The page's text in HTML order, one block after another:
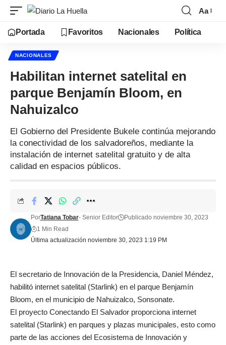
Aa
Portada Favoritos Nacionales Política
NACIONALES
Habilitan internet satelital en
parque Benjamín Bloom, en
Nahuizalco
El Gobierno del Presidente Bukele continúa mejorando
la conectividad de los salvadoreños, mediante la
instalación de internet satelital gratuito y de alta
calidad en espacios públicos.
Última actualización noviembre 30, 2023 1:19 PM
PorTatiana Tobar- Senior Editor
Publicado noviembre 30, 2023
1 Min Read
El secretario de Innovación de la Presidencia, Daniel Méndez,
habilitó internet satelital (Starlink) en el parque Benjamín
Bloom, en el municipio de Nahuizalco, Sonsonate.
El proyecto Conectando El Salvador proporciona internet
satelital (Starlink) en parques y plazas municipales, esto como
parte de las acciones del Ecosistema de Innovación y